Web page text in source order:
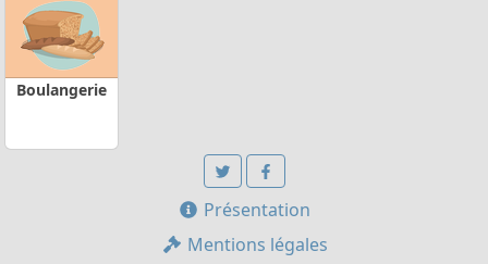
Boulangerie
Présentation
Mentions légales